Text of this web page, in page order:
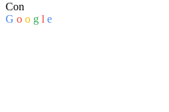
Con
G o o g l e